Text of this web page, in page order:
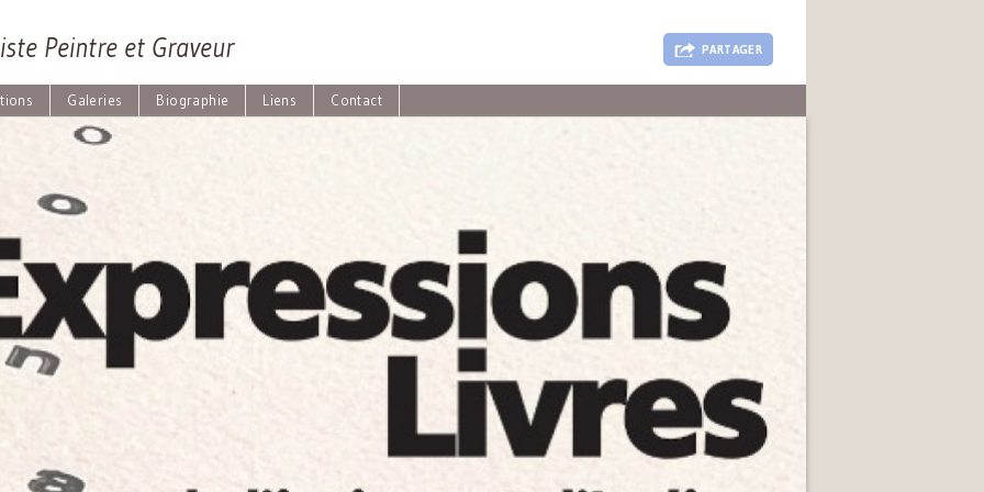
Peintre et Graveur PARTAGER
Galeries Biographie Liens Contact